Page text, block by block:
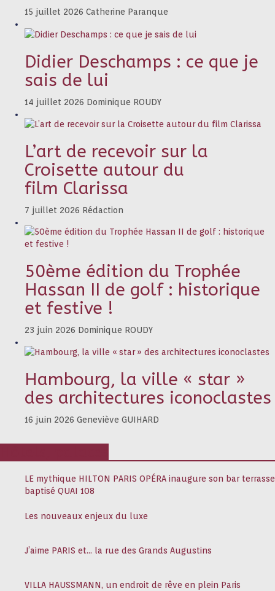
15 juillet 2026 Catherine Paranque
Didier Deschamps : ce que je
sais de lui
14 juillet 2026 Dominique ROUDY
L’art de recevoir sur la
Croisette autour du
film Clarissa
7 juillet 2026 Rédaction
50ème édition du Trophée
Hassan II de golf : historique
et festive !
23 juin 2026 Dominique ROUDY
Hambourg, la ville « star »
des architectures iconoclastes
16 juin 2026 Geneviève GUIHARD
LE mythique HILTON PARIS OPÉRA inaugure son bar terrasse
baptisé QUAI 108
Les nouveaux enjeux du luxe
J’aime PARIS et… la rue des Grands Augustins
VILLA HAUSSMANN, un endroit de rêve en plein Paris